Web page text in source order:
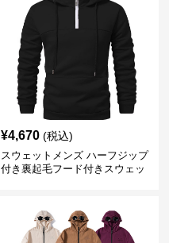
¥4,670 (税込)
スウェットメンズ ハーフジップ
付き裏起毛フード付きスウェッ